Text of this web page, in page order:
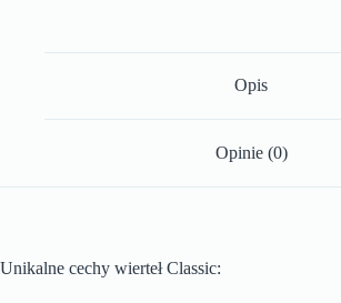
Opis
Opinie (0)
Unikalne cechy wierteł Classic: